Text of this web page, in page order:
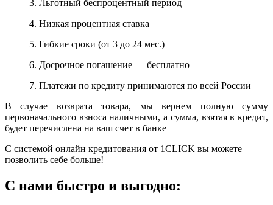
3. Льготный беспроцентный период
4. Низкая процентная ставка
5. Гибкие сроки (от 3 до 24 мес.)
6. Досрочное погашение — бесплатно
7. Платежи по кредиту принимаются по всей России
В случае возврата товара, мы вернем полную сумму
первоначального взноса наличными, а сумма, взятая в кредит,
будет перечислена на ваш счет в банке
С системой онлайн кредитования от 1CLICK вы можете
позволить себе больше!
С нами быстро и выгодно: